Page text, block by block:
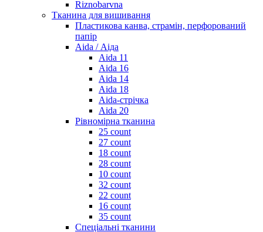
Riznobarvna
Тканина для вишивання
Пластикова канва, страмін, перфорований
папір
Aida / Аіда
Aida 11
Aida 16
Aida 14
Aida 18
Aida-стрічка
Aida 20
Рівномірна тканина
25 count
27 count
18 count
28 count
10 count
32 count
22 count
16 count
35 count
Спеціальні тканини